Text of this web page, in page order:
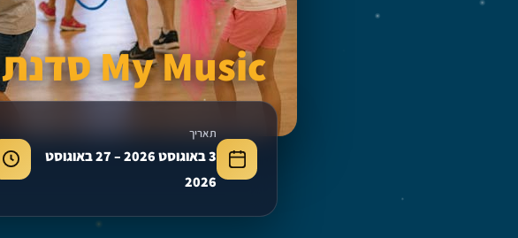
My Music סדנת מוסיקה
תאריך
3 באוגוסט 2026 – 27 באוגוסט
2026